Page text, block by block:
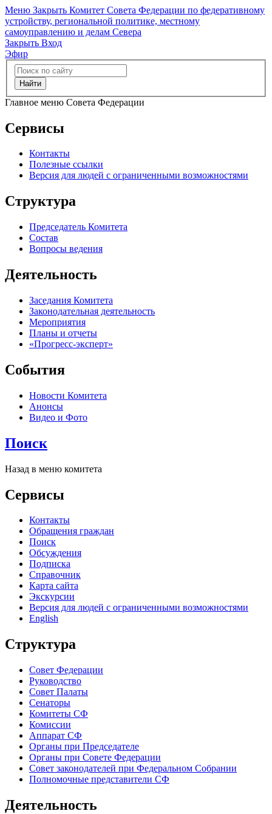
Меню Закрыть Комитет Совета Федерации по федеративному
устройству, региональной политике, местному
самоуправлению и делам Севера
Закрыть Вход
Эфир
Найти
Главное меню Совета Федерации
Сервисы
Контакты
Полезные ссылки
Версия для людей с ограниченными возможностями
Структура
Председатель Комитета
Состав
Вопросы ведения
Деятельность
Заседания Комитета
Законодательная деятельность
Мероприятия
Планы и отчеты
«Прогресс-эксперт»
События
Новости Комитета
Анонсы
Видео и Фото
Поиск
Назад в меню комитета
Сервисы
Контакты
Обращения граждан
Поиск
Обсуждения
Подписка
Справочник
Карта сайта
Экскурсии
Версия для людей с ограниченными возможностями
English
Структура
Совет Федерации
Руководство
Совет Палаты
Сенаторы
Комитеты СФ
Комиссии
Аппарат СФ
Органы при Председателе
Органы при Совете Федерации
Совет законодателей при Федеральном Собрании
Полномочные представители СФ
Деятельность